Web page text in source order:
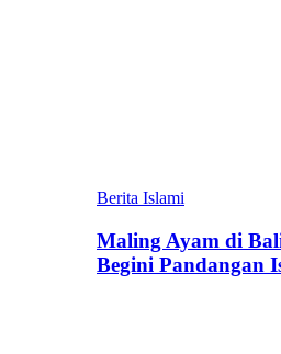
Berita Islami
Maling Ayam di
Begini Pandangan